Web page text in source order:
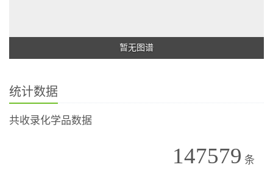
暂无图谱
统计数据
共收录化学品数据
147579 条